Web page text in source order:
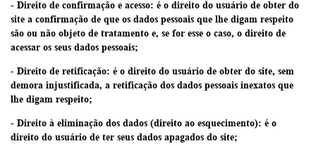
- Direito de confirmação e acesso: é o direito do usuário de obter do
site a confirmação de que os dados pessoais que lhe digam respeito
são ou não objeto de tratamento e, se for esse o caso, o direito de
acessar os seus dados pessoais;
- Direito de retificação: é o direito do usuário de obter do site, sem
demora injustificada, a retificação dos dados pessoais inexatos que
lhe digam respeito;
- Direito à eliminação dos dados (direito ao esquecimento): é o
direito do usuário de ter seus dados apagados do site;